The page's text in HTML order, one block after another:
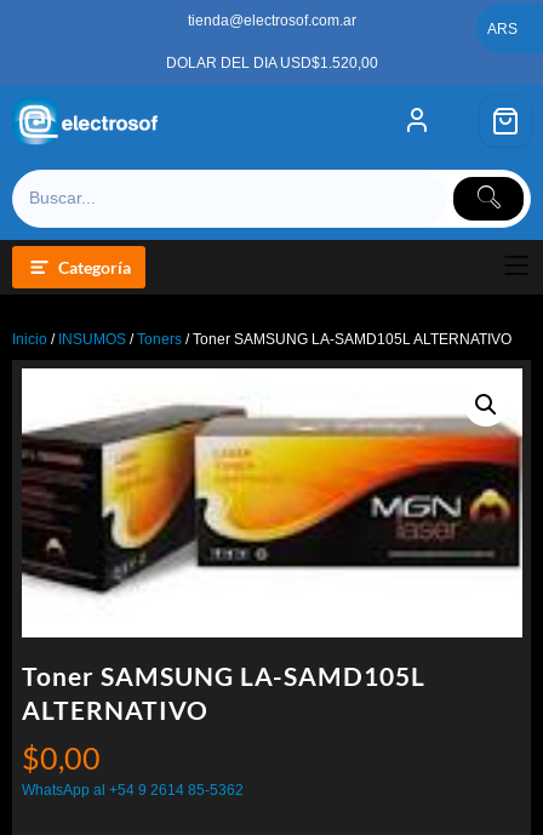
tienda@electrosof.com.ar
DOLAR DEL DIA USD$1.520,00
Categoría
Inicio / INSUMOS /Toners / Toner SAMSUNG LA-SAMD105L ALTERNATIVO
Toner SAMSUNG LA-SAMD105L
ALTERNATIVO
$0,00
WhatsApp al +54 9 2614 85-5362
ARS